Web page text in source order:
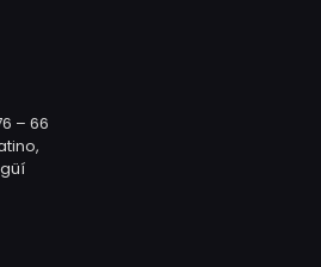
– 66